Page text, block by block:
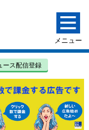
ース配信登録